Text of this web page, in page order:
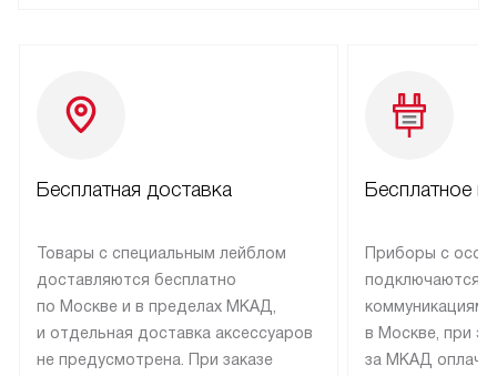
Бесплатная доставка
Товары с специальным лейблом
доставляются бесплатно
по Москве и в пределах МКАД,
и отдельная доставка аксессуаров
не предусмотрена. При заказе
Бесплатное
Приборы с
подключаются к
коммуникациям
в Москве, при
за МКАД